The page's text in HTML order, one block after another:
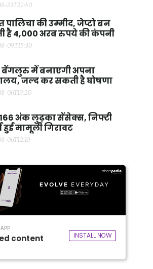
23T22:40
पालिचा की उम्मीद, जेप्टो बन
है 4,000 अरब रुपये की कंपनी
09T15:30
बेंगलुरु में बनाएगी अपना
जल्द कर सकती है घोषणा
06T19:20
अंक लुढ़का सेंसेक्स, निफ्टी
हुई मामूली गिरावट
06T12:10
content INSTALL NOW